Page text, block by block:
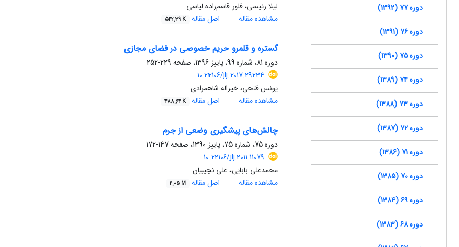
لیلا رئیسی، فلور قاسم‌زاده‌ لیاسی
مشاهده مقاله
اصل مقاله 542.39 K
گستره و قلمرو حریم خصوصی در فضای مجازی
دوره 81، شماره 99، پاییز 1396، صفحه
229-252
10.22106/jlj.2017.29234
یونس فتحی، خیراله شاهمرادی
مشاهده مقاله
اصل مقاله 488.64 K
چالش‌های پیشگیری وضعی از جرم
دوره 75، شماره 75، پاییز 1390، صفحه
147-172
10.22106/jlj.2011.11079
محمدعلی بابایی، علی نجیبیان
مشاهده مقاله
اصل مقاله 2.05 M
دوره 77 (1392)
دوره 76 (1391)
دوره 75 (1390)
دوره 74 (1389)
دوره 73 (1388)
دوره 72 (1387)
دوره 71 (1386)
دوره 70 (1385)
دوره 69 (1384)
دوره 68 (1383)